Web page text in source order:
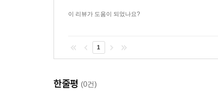
이 리뷰가 도움이 되었나요?
1
한줄평 (0건)